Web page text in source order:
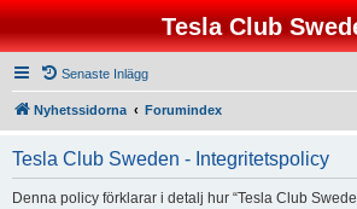
Tesla Club
Senaste Inlägg
Nyhetssidorna Forumindex
Tesla Club Sweden - Integritetspolicy
Denna policy förklarar i detalj hur “Tesla Club